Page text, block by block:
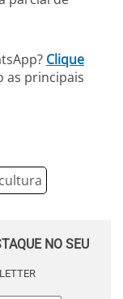
Clique
as principais
NO SEU